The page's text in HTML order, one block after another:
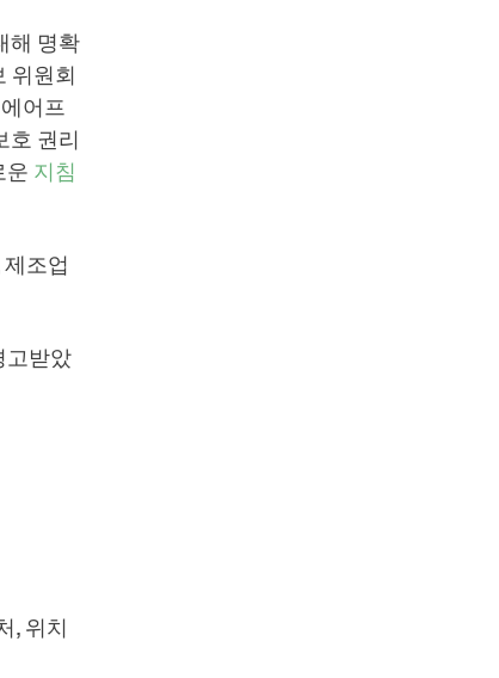
해 명확
위원회
어프
호 권리
운 지침
조업
고받았
, 위치